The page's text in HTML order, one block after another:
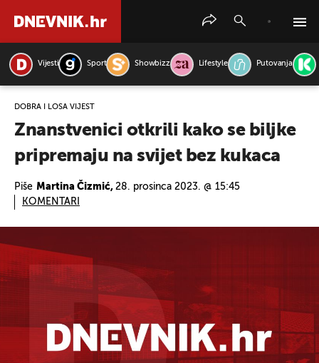
Vijesti Sport Showbizz Lifestyle Putovanja
DOBRA I LOŠA VIJEST
Znanstvenici otkrili kako se biljke
pripremaju na svijet bez kukaca
Piše Martina Čizmić, 28. prosinca 2023. @ 15:45
KOMENTARI
PRETRAŽITE VIJESTI